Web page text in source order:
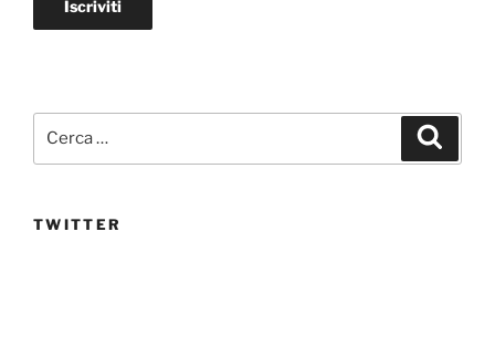
TWITTER